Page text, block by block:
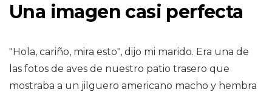
Una imagen casi perfecta
"Hola, cariño, mira esto", dijo mi marido. Era una de
las fotos de aves de nuestro patio trasero que
mostraba a un jilguero americano macho y hembra